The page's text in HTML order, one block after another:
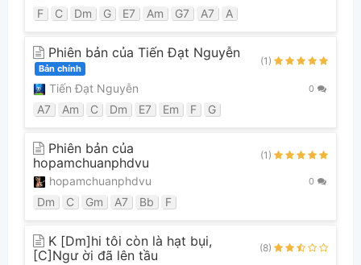
F C Dm G E7 Am G7 A7 A
Phiên bản của Tiến Đạt Nguyễn
Bản chính
(1)
Tiến Đạt Nguyễn 0
A7 Am C Dm E7 Em F G
Phiên bản của
hopamchuanphdvu
(1)
hopamchuanphdvu 0
Dm C Gm A7 Bb F
K [Dm]hi tôi còn là hạt bụi,
[C]Ngư ời đã lên tầu
(8)